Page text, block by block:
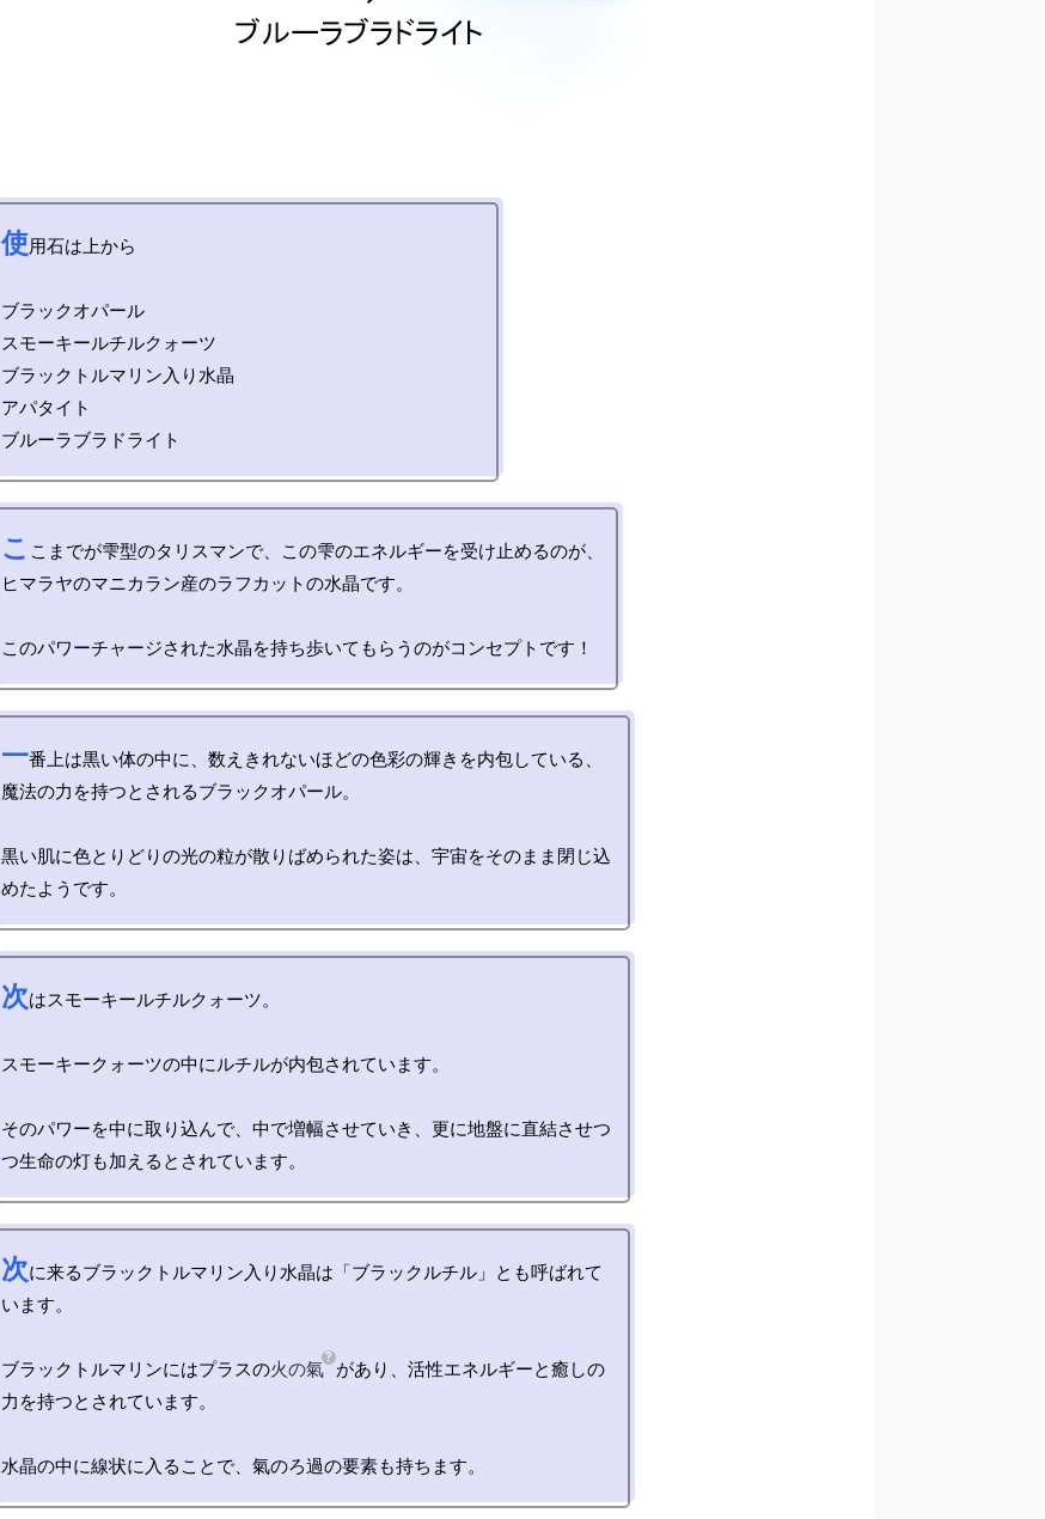
使用石は上から
ブラックオパール
スモーキールチルクォーツ
ブラックトルマリン入り水晶
アパタイト
こ こまでが雫型のタリスマンで、この雫のエネルギーを受け止めるのが、
ヒマラヤのマニカラン産のラフカットの水晶です。
一番上は黒い体の中に、数えきれないほどの色彩の輝きを内包している、
魔法の力を持つとされるブラックオパール。
黒い肌に色とりどりの光の粒が散りばめられた姿は、宇宙をそのまま閉じ込
次はスモーキールチルクォーツ。
スモーキークォーツの中にルチルが内包されています。
そのパワーを中に取り込んで、中で増幅させていき、更に地盤に直結させつ
次に来るブラックトルマリン入り水晶は「ブラックルチル」とも呼ばれて
います。
ブラックトルマリンにはプラスの火の氣
があり、活性エネルギーと癒しの
力を持つとされています。